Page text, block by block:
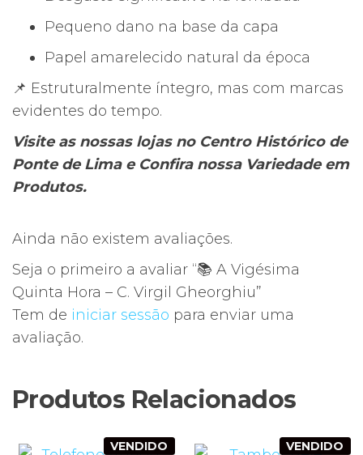
Pequeno dano na base da capa
Papel amarelecido natural da época
📌 Estruturalmente íntegro, mas com marcas
evidentes do tempo.
Visite as nossas lojas no Centro Histórico de
Ponte de Lima e Confira nossa Variedade em
Produtos.
Ainda não existem avaliações.
Seja o primeiro a avaliar “📚 A Vigésima
Quinta Hora – C. Virgil Gheorghiu”
Tem de iniciar sessão para enviar uma
avaliação.
Produtos Relacionados
VENDIDO VENDIDO